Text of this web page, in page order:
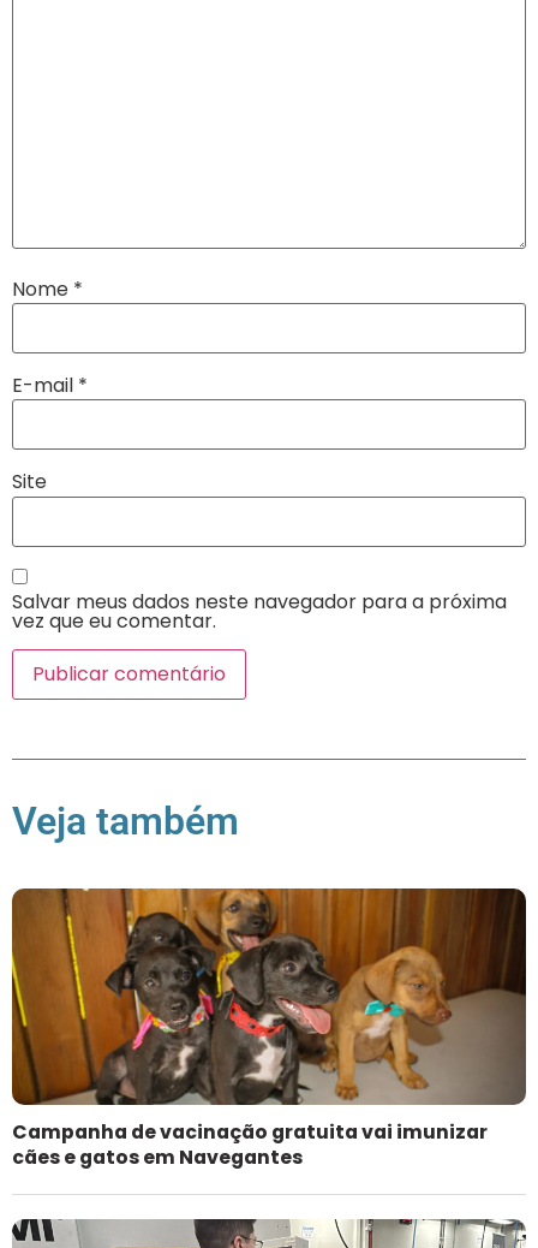
Nome *
E-mail *
Site
Salvar meus dados neste navegador para a próxima
vez que eu comentar.
Veja também
Campanha de vacinação gratuita vai imunizar
cães e gatos em Navegantes